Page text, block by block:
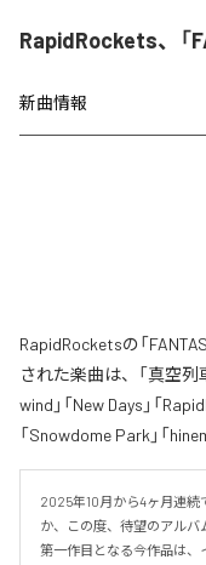
RapidRockets、「
新曲情報
RapidRocketsの「
された楽曲は、「真空列
wind」「New Days」「
「Snowdome Park」「
2025年10月から4ヶ月連
か、この度、待望のアルバ
第一作目となる今作品は、